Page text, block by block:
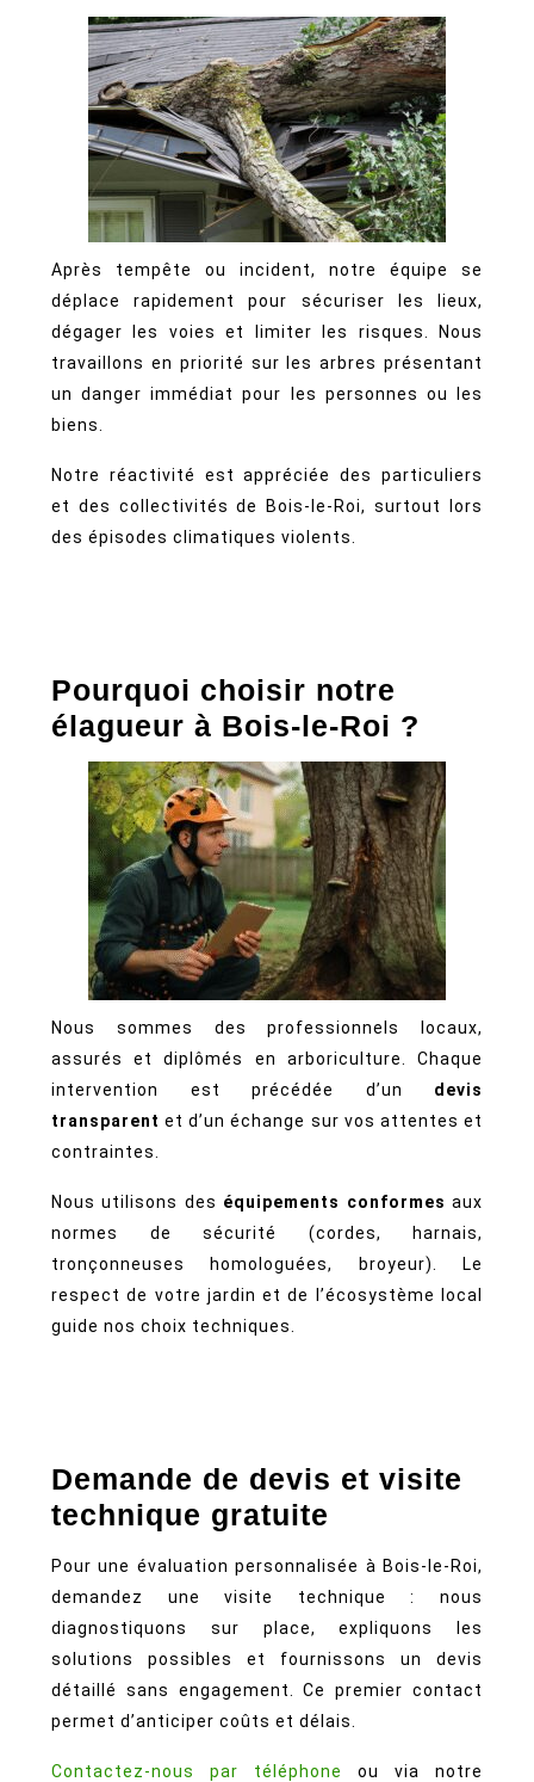
Après tempête ou incident, notre équipe se
déplace rapidement pour sécuriser les lieux,
dégager les voies et limiter les risques. Nous
travaillons en priorité sur les arbres présentant
un danger immédiat pour les personnes ou les
biens.
Notre réactivité est appréciée des particuliers
et des collectivités de Bois-le-Roi, surtout lors
des épisodes climatiques violents.
Pourquoi choisir notre
élagueur à Bois-le-Roi ?
Nous sommes des professionnels locaux,
assurés et diplômés en arboriculture. Chaque
intervention est précédée d’un devis
transparent et d’un échange sur vos attentes et
contraintes.
Nous utilisons des équipements conformes aux
normes de sécurité (cordes, harnais,
tronçonneuses homologuées, broyeur). Le
respect de votre jardin et de l’écosystème local
guide nos choix techniques.
Demande de devis et visite
technique gratuite
Pour une évaluation personnalisée à Bois-le-Roi,
demandez une visite technique : nous
diagnostiquons sur place, expliquons les
solutions possibles et fournissons un devis
détaillé sans engagement. Ce premier contact
permet d’anticiper coûts et délais.
Contactez-nous par téléphone ou via notre